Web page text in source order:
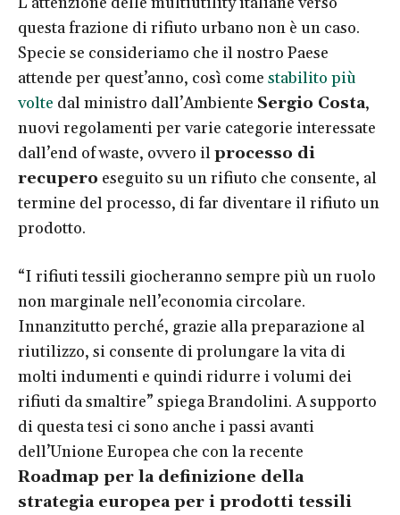
questa frazione di rifiuto urbano non è un caso.
Specie se consideriamo che il nostro Paese
attende per quest’anno, così come stabilito più
volte dal ministro dall’Ambiente Sergio Costa,
nuovi regolamenti per varie categorie interessate
dall’end of waste, ovvero ilprocesso di
recupero eseguito su un rifiuto che consente, al
termine del processo, di far diventare il rifiuto un
prodotto.
“I rifiuti tessili giocheranno sempre più un ruolo
non marginale nell’economia circolare.
Innanzitutto perché, grazie alla preparazione al
riutilizzo, si consente di prolungare la vita di
molti indumenti e quindi ridurre i volumi dei
rifiuti da smaltire” spiega Brandolini. A supporto
di questa tesi ci sono anche i passi avanti
dell’Unione Europea che con la recente
Roadmap per la definizione della
strategia europea per i prodotti tessili